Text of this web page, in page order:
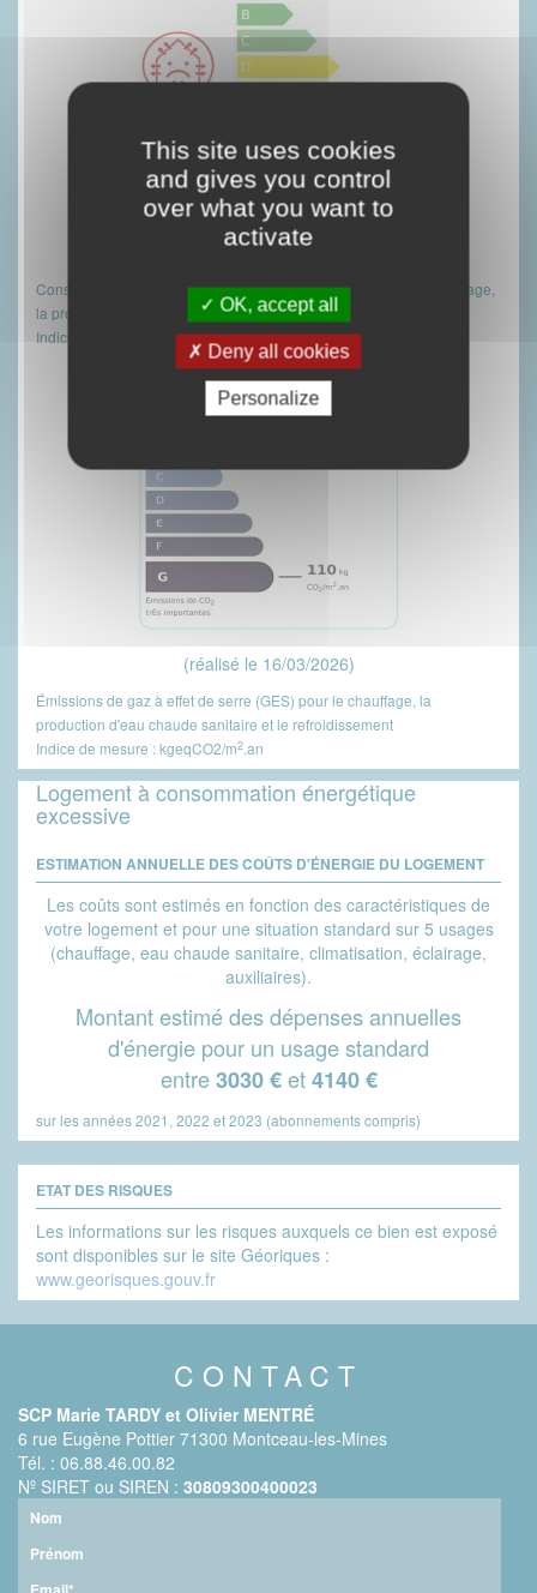
(réalisé le 16/03/2026)
Consommations énergétiques (en énergie primaire) pour le chauffage,
la production d'eau chaude sanitaire et le refroidissement
Indice de mesure : kWhEP/m2.an
(réalisé le 16/03/2026)
Émissions de gaz à effet de serre (GES) pour le chauffage, la
production d'eau chaude sanitaire et le refroidissement
Indice de mesure : kgeqCO2/m2.an
Logement à consommation énergétique
excessive
ESTIMATION ANNUELLE DES COÛTS D'ÉNERGIE DU LOGEMENT
Les coûts sont estimés en fonction des caractéristiques de
votre logement et pour une situation standard sur 5 usages
(chauffage, eau chaude sanitaire, climatisation, éclairage,
auxiliaires).
Montant estimé des dépenses annuelles
d'énergie pour un usage standard
entre3030 €et4140 €
sur les années 2021, 2022 et 2023 (abonnements compris)
ETAT DES RISQUES
Les informations sur les risques auxquels ce bien est exposé
sont disponibles sur le site Géoriques :
www.georisques.gouv.fr
CONTACT
SCP Marie TARDY et Olivier MENTRÉ
6 rue Eugène Pottier 71300 Montceau-les-Mines
Tél. : 06.88.46.00.82
Nº SIRET ou SIREN : 30809300400023
This site uses cookies
and gives you control
over what you want to
activate
OK, accept all
Deny all cookies
Personalize